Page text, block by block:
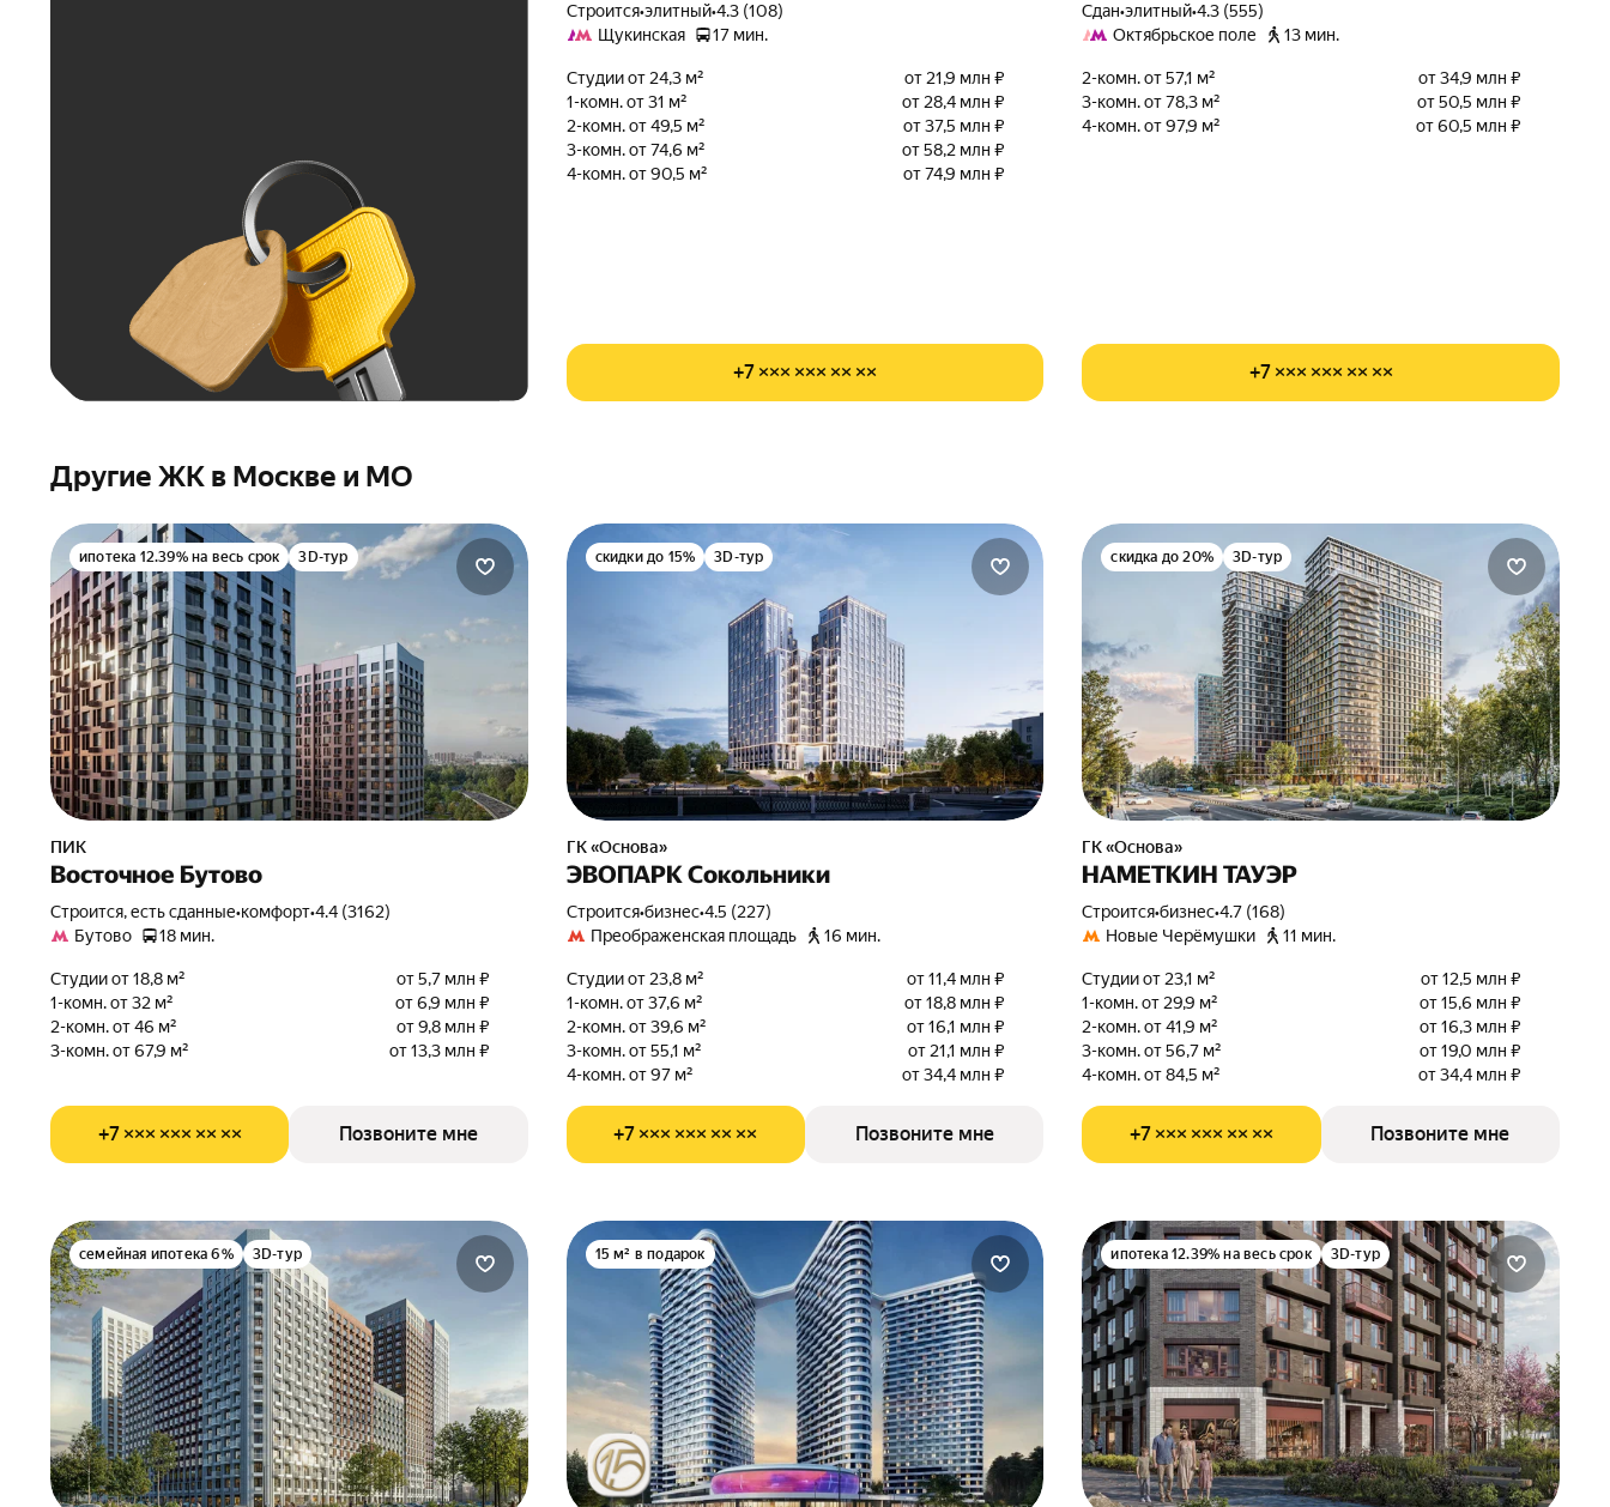
Строится•элитный•4.3 (108)
Щукинская
17 мин.
Студии от 24,3 м²
от 21,9 млн ₽
1-комн. от 31 м²
от 28,4 млн ₽
2-комн. от 49,5 м²
от 37,5 млн ₽
3-комн. от 74,6 м²
от 58,2 млн ₽
4-комн. от 90,5 м²
от 74,9 млн ₽
+7 ××× ××× ×× ××
Сдан•элитный•4.3 (555)
Октябрьское поле
13 мин.
2-комн. от 57,1 м²
от 34,9 млн ₽
3-комн. от 78,3 м²
от 50,5 млн ₽
4-комн. от 97,9 м²
от 60,5 млн ₽
+7 ××× ××× ×× ××
Другие ЖК в Москве и МО
ипотека 12.39% на весь срок 3D-тур
ПИК
Восточное Бутово
Строится, есть сданные•комфорт•4.4 (3162)
Бутово
18 мин.
Студии от 18,8 м²
от 5,7 млн ₽
1-комн. от 32 м²
от 6,9 млн ₽
2-комн. от 46 м²
от 9,8 млн ₽
3-комн. от 67,9 м²
от 13,3 млн ₽
+7 ××× ××× ×× ×× Позвоните мне
скидки до 15% 3D-тур
ГК «Основа»
ЭВОПАРК Сокольники
Строится•бизнес•4.5 (227)
Преображенская площадь
16 мин.
Студии от 23,8 м²
от 11,4 млн ₽
1-комн. от 37,6 м²
от 18,8 млн ₽
2-комн. от 39,6 м²
от 16,1 млн ₽
3-комн. от 55,1 м²
от 21,1 млн ₽
4-комн. от 97 м²
от 34,4 млн ₽
+7 ××× ××× ×× ×× Позвоните мне
скидка до 20% 3D-тур
ГК «Основа»
НАМЕТКИН ТАУЭР
Строится•бизнес•4.7 (168)
Новые Черёмушки
11 мин.
Студии от 23,1 м²
от 12,5 млн ₽
1-комн. от 29,9 м²
от 15,6 млн ₽
2-комн. от 41,9 м²
от 16,3 млн ₽
3-комн. от 56,7 м²
от 19,0 млн ₽
4-комн. от 84,5 м²
от 34,4 млн ₽
+7 ××× ××× ×× ×× Позвоните мне
семейная ипотека 6% 3D-тур 15 м² в подарок ипотека 12.39% на весь срок 3D-тур